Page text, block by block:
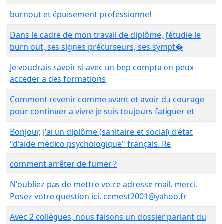
burnout et épuisement professionnel
Dans le cadre de mon travail de diplôme, j'étudie le
burn out, ses signes précurseurs, ses sympt�
Je voudrais savoir si avec un bep compta on peux
acceder a des formations
Comment revenir comme avant et avoir du courage
pour continuer a vivre je suis toujours fatiguer et
Bonjour, J'ai un diplôme (sanitaire et social) d'état
"d'aide médico psychologique" français. Re
comment arrêter de fumer ?
N'oubliez pas de mettre votre adresse mail, merci.
Posez votre question ici. cemest2001@yahoo.fr
Avec 2 collègues, nous faisons un dossier parlant du